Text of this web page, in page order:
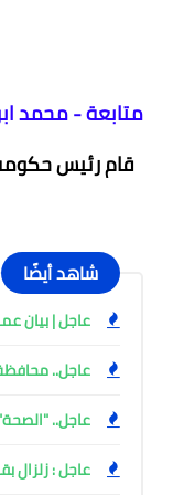
متابعة - محمد
قام رئيس
شاهد أيضًا
عاجل | بيان
عاجل.. محافظة
عاجل..
عاجل : زلزال بقوة 5,6 يضرب مصر ويشعر به سكان